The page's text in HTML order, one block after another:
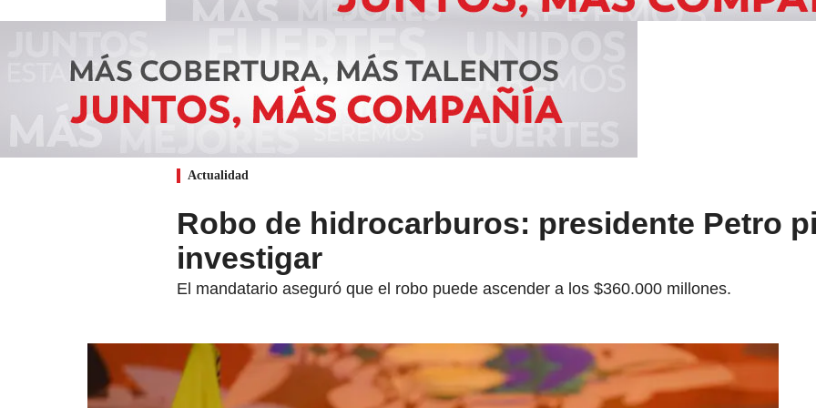
Actualidad
Robo de hidrocarburos: presidente Petro
investigar
El mandatario aseguró que el robo puede ascender a los $360.000 millones.